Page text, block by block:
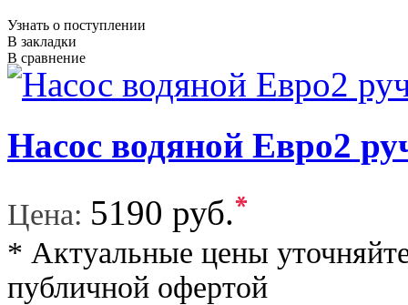
Узнать о поступлении
В закладки
В сравнение
Насос водяной Евро2
Цена: 5190 руб.*
* Актуальные цены
публичной офертой